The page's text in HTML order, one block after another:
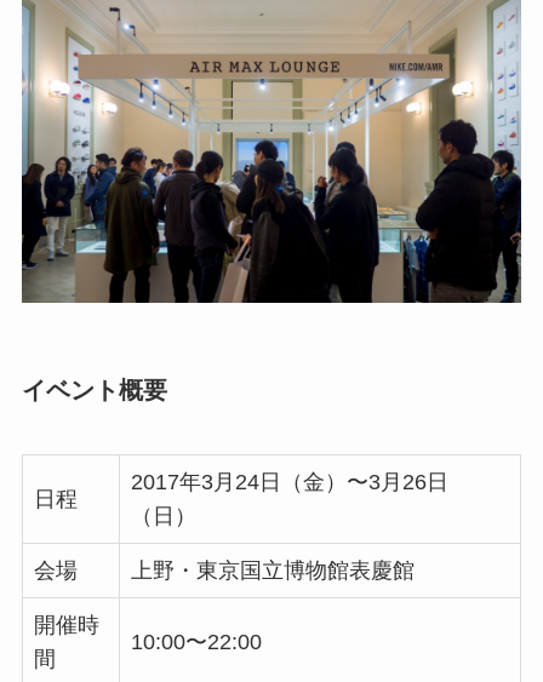
イベント概要
日程
2017年3月24日（金）〜3月26日
（日）
会場 上野・東京国立博物館表慶館
開催時
間
10:00〜22:00